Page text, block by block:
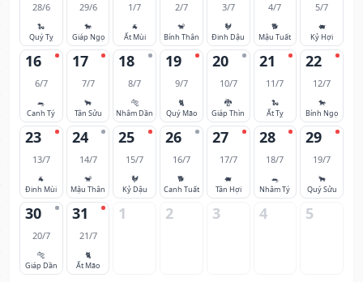
28/6
🐍
Quý Tỵ
29/6
🐎
Giáp Ngọ
1/7
🐐
Ất Mùi
2/7
🐒
Bính Thân
3/7
🐓
Đinh Dậu
4/7
🐕
Mậu Tuất
5/7
🐖
Kỷ Hợi
16
6/7
🐀
Canh Tý
17
7/7
🐂
Tân Sửu
18
8/7
🐅
Nhâm Dần
19
9/7
🐈
Quý Mão
20
10/7
🐉
Giáp Thìn
21
11/7
🐍
Ất Tỵ
22
12/7
🐎
Bính Ngọ
23
13/7
🐐
Đinh Mùi
24
14/7
🐒
Mậu Thân
25
15/7
🐓
Kỷ Dậu
26
16/7
🐕
Canh Tuất
27
17/7
🐖
Tân Hợi
28
18/7
🐀
Nhâm Tý
29
19/7
🐂
Quý Sửu
30
20/7
🐅
Giáp Dần
31
21/7
🐈
Ất Mão
1 2 3 4 5